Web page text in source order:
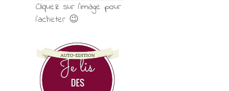
Cliquez sur l'image pour
l'acheter 😉